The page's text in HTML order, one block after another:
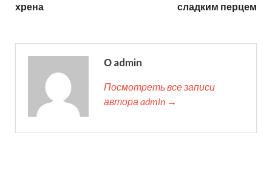
хрена
сладким перцем
О admin
Посмотреть все записи
автора admin →